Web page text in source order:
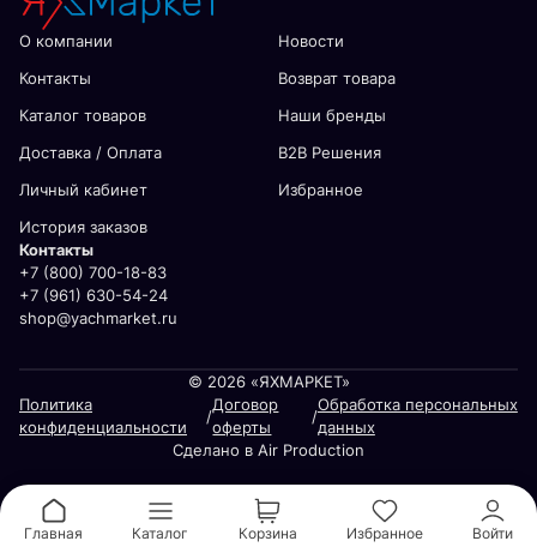
О компании
Новости
Контакты
Возврат товара
Каталог товаров
Наши бренды
Доставка / Оплата
В2В Решения
Личный кабинет
Избранное
История заказов
Контакты
+7 (800) 700-18-83
+7 (961) 630-54-24
shop@yachmarket.ru
© 2026 «ЯХМАРКЕТ»
Политика
конфиденциальности
/
Договор
оферты
/
Обработка персональных
данных
Сделано в Air Production
Главная Каталог Корзина Избранное Войти